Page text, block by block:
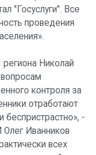
"Госуслуги". Все
проведения
Николай
контроля за
отработают
беспристрастно», -
Иванников
всех